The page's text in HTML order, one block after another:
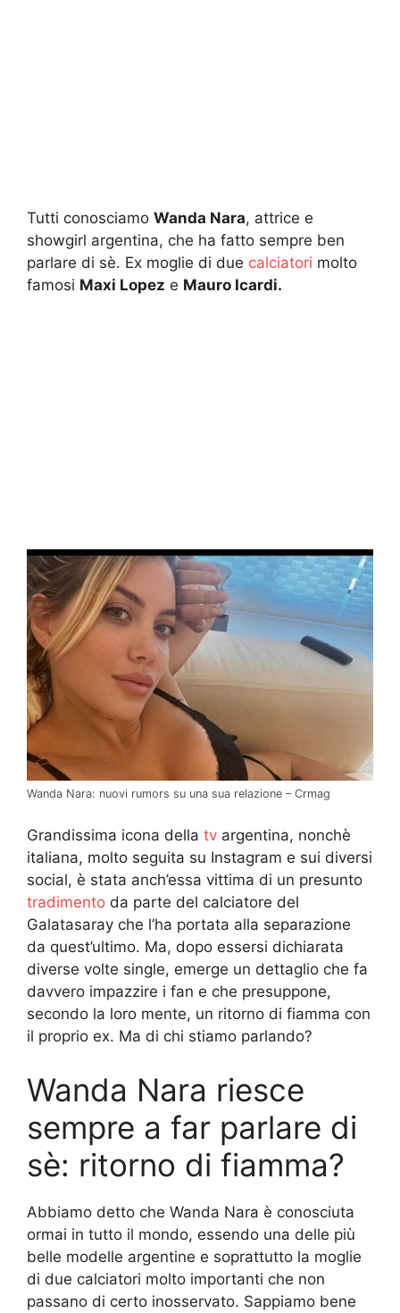
Tutti conosciamo Wanda Nara, attrice e
showgirl argentina, che ha fatto sempre ben
parlare di sè. Ex moglie di due calciatori molto
famosi Maxi Lopez e Mauro Icardi.
Wanda Nara: nuovi rumors su una sua relazione – Crmag
Grandissima icona della tv argentina, nonchè
italiana, molto seguita su Instagram e sui diversi
social, è stata anch’essa vittima di un presunto
tradimento da parte del calciatore del
Galatasaray che l’ha portata alla separazione
da quest’ultimo. Ma, dopo essersi dichiarata
diverse volte single, emerge un dettaglio che fa
davvero impazzire i fan e che presuppone,
secondo la loro mente, un ritorno di fiamma con
il proprio ex. Ma di chi stiamo parlando?
Wanda Nara riesce
sempre a far parlare di
sè: ritorno di fiamma?
Abbiamo detto che Wanda Nara è conosciuta
ormai in tutto il mondo, essendo una delle più
belle modelle argentine e soprattutto la moglie
di due calciatori molto importanti che non
passano di certo inosservato. Sappiamo bene